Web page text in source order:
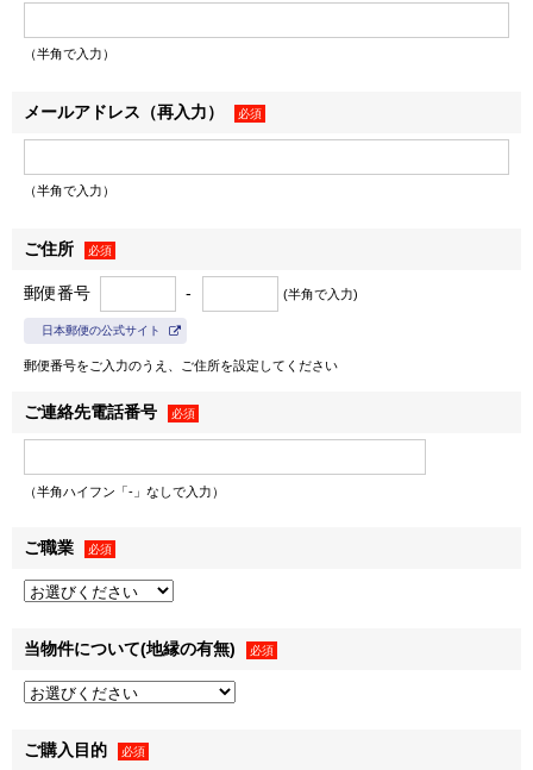
の個人情報の項目。
Ⅱ．個人情報の提供
お客様の個人情報は、上記利用目的の達成に必要な範囲で、
等で提供されることがあります。
（1） 個人情報を提供する相手先（例示）
① 本マンションの事業主。
地家屋調査士、不動産管理業者。
お名前、ご住所、電話番号等、上記の利用目的に必要な範囲
の個人情報の項目。
（3） ご本人からお申し出いただくことにより、相手先への
Ⅲ．お問合せ窓口
（半角で入力）
メールアドレス（再入力） 必須
（半角で入力）
ご住所 必須
郵便番号 - (半角で入力)
日本郵便の公式サイト
郵便番号をご入力のうえ、ご住所を設定してください
ご連絡先電話番号 必須
（半角ハイフン「-」なしで入力）
ご職業 必須
当物件について(地縁の有無) 必須
ご購入目的 必須